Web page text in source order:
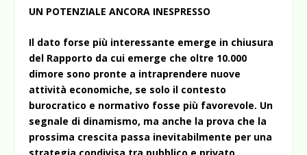
UN POTENZIALE ANCORA INESPRESSO
Il dato forse più interessante emerge in chiusura
del Rapporto da cui emerge che oltre 10.000
dimore sono pronte a intraprendere nuove
attività economiche, se solo il contesto
burocratico e normativo fosse più favorevole. Un
segnale di dinamismo, ma anche la prova che la
prossima crescita passa inevitabilmente per una